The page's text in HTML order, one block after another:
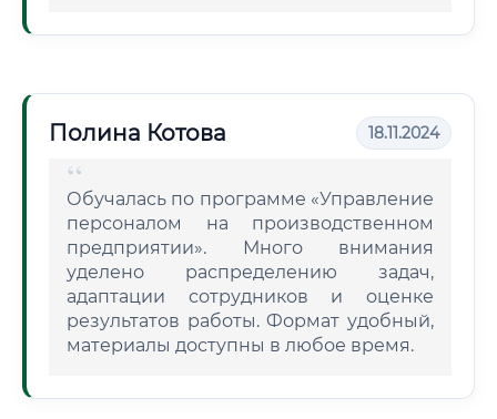
Полина Котова 18.11.2024
Обучалась по программе «Управление
персоналом на производственном
предприятии». Много внимания
уделено распределению задач,
адаптации сотрудников и оценке
результатов работы. Формат удобный,
материалы доступны в любое время.